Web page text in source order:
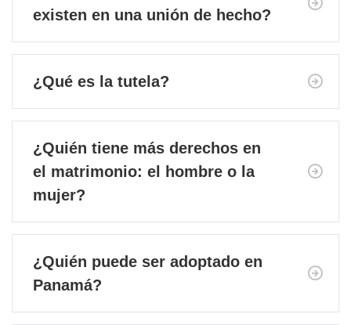
existen en una unión de hecho?
¿Qué es la tutela?
¿Quién tiene más derechos en
el matrimonio: el hombre o la
mujer?
¿Quién puede ser adoptado en
Panamá?